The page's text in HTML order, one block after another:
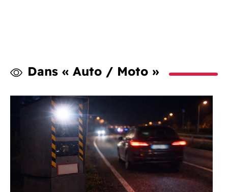
Dans « Auto / Moto »